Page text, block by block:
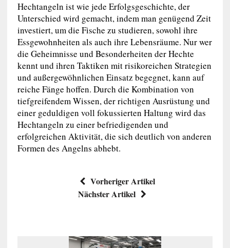
Hechtangeln ist wie jede Erfolgsgeschichte, der
Unterschied wird gemacht, indem man genügend Zeit
investiert, um die Fische zu studieren, sowohl ihre
Essgewohnheiten als auch ihre Lebensräume. Nur wer
die Geheimnisse und Besonderheiten der Hechte
kennt und ihren Taktiken mit risikoreichen Strategien
und außergewöhnlichen Einsatz begegnet, kann auf
reiche Fänge hoffen. Durch die Kombination von
tiefgreifendem Wissen, der richtigen Ausrüstung und
einer geduldigen voll fokussierten Haltung wird das
Hechtangeln zu einer befriedigenden und
erfolgreichen Aktivität, die sich deutlich von anderen
Formen des Angelns abhebt.
Vorheriger Artikel
Nächster Artikel